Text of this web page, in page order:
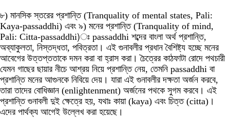
৮) মানসিক স্তরের প্রশান্তি (Tranquality of mental states, Pali:
Kaya-passaddhi) এবং ৯) মনের প্রশান্তি (Tranquality of mind,
Pali: Citta-passaddhi)ঃ passaddhi শব্দের বাংলা অর্থ প্রশান্তি,
অব্যাকুলতা, নিস্তদ্ধতা, পবিত্রতা। এই গুনাবলীর প্রধান বৈশিষ্ট্য হচ্ছে মনের
আবেগের উত্তপ্ততাকে দমন করা বা হ্রাস করা। চৈত্রের কাঠফাটা রোদে পথচারী
যেমন গাছের ছায়ার নীচে আশ্রয় নিয়ে প্রশান্তি নেয়, তেমনি passaddhi বা
প্রশান্তি মনের আগুনকে নিবিয়ে দেয়। যারা এই গুনাবলীর দক্ষতা অর্জন করবে,
তারা তাদের বোধিজ্ঞান (enlightenment) অর্জনের পথকে সুগম করবে। এই
প্রশান্তি গুনাবলী দুই ক্ষেত্রে হয়, যথাঃ কায়া (kaya) এবং চিত্ত (citta)।
এদের পার্থক্য আগেই উল্লেখ করা হয়েছে।